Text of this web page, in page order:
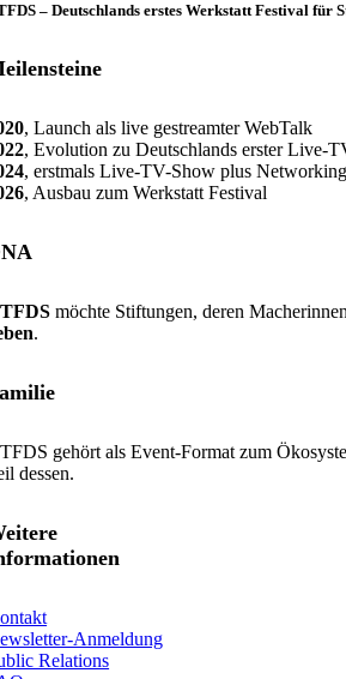
sind jetzt nochmal was?
– Deutschlands erstes Werkstatt Festival für
, Launch als live gestreamter WebTalk
, Evolution zu Deutschlands erster Live-
, erstmals Live-TV-Show plus
, Ausbau zum Werkstatt Festival
möchte Stiftungen, deren
.
gehört als Event-Format zum
dessen.
Anmeldung
Relations